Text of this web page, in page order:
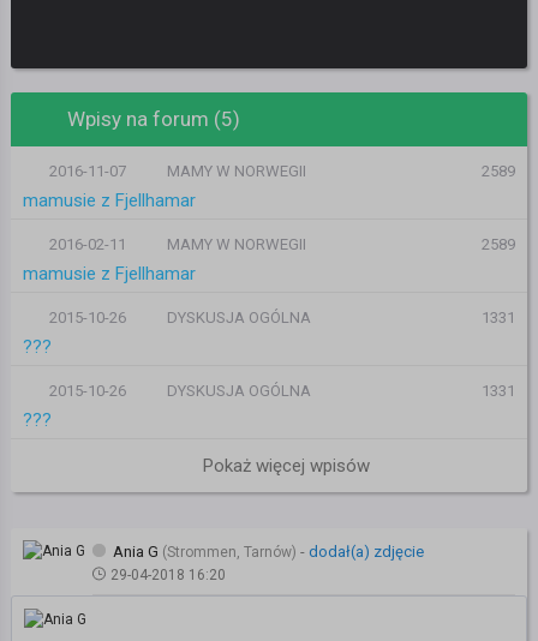
Wpisy na forum (5)
2016-11-07 MAMY W NORWEGII 2589
mamusie z Fjellhamar
2016-02-11 MAMY W NORWEGII 2589
mamusie z Fjellhamar
2015-10-26 DYSKUSJA OGÓLNA 1331
???
2015-10-26 DYSKUSJA OGÓLNA 1331
???
Pokaż więcej wpisów
Ania G (Strommen, Tarnów) - dodał(a) zdjęcie
29-04-2018 16:20